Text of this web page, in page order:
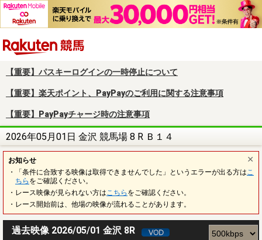
【重要】パスキーログインの一時停止について
【重要】楽天ポイント、PayPayのご利用に関する注意事項
【重要】PayPayチャージ時の注意事項
2026年05月01日 金沢 競馬場 8 R Ｂ１４
お知らせ
・「条件に合致する映像は取得できませんでした」というエラーが出る方は こ
ちら をご確認ください。
・レース映像が見られない方は こちら をご確認ください。
・レース開始前は、他場の映像が流れることがあります。
過去映像 2026/05/01 金沢 8R